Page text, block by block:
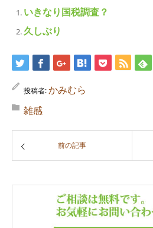
いきなり国税調査？
久しぶり
投稿者:かみむら
雑感
前の記事